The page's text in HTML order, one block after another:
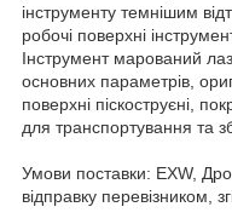
інструменту темнішим
робочі поверхні
Інструмент марований
основних параметрів,
поверхні піскоструєні,
для транспортування та
Умови поставки: EXW,
відправку перевізником,